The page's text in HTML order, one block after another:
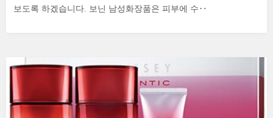
보도록 하겠습니다. 보닌 남성화장품은 피부에 수‥